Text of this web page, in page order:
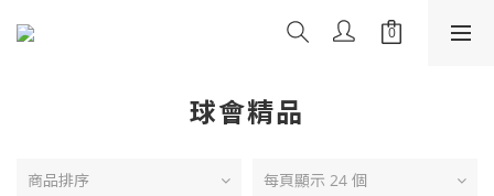
球會精品
商品排序 每頁顯示 24 個